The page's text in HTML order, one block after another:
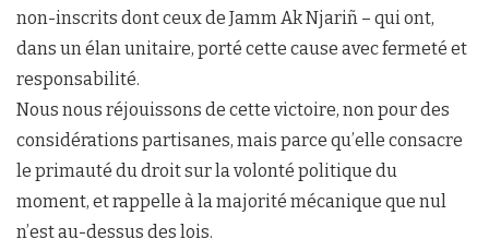
non-inscrits dont ceux de Jamm Ak Njariñ – qui ont,
dans un élan unitaire, porté cette cause avec fermeté et
responsabilité.
Nous nous réjouissons de cette victoire, non pour des
considérations partisanes, mais parce qu’elle consacre
le primauté du droit sur la volonté politique du
moment, et rappelle à la majorité mécanique que nul
n’est au-dessus des lois.